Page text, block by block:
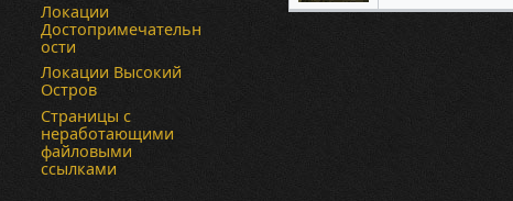
Локации
Достопримечательн
ости
Локации Высокий
Остров
Страницы с
неработающими
файловыми
ссылками